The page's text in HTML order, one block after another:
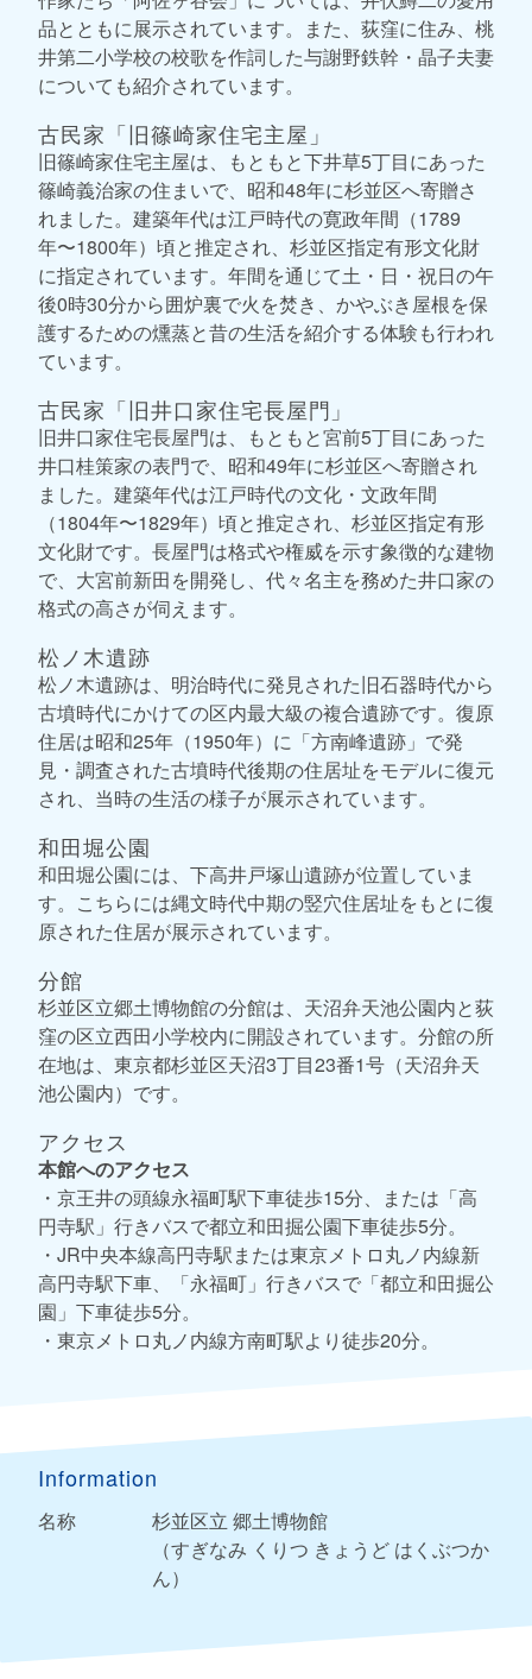
品とともに展示されています。また、荻窪に住み、桃
井第二小学校の校歌を作詞した与謝野鉄幹・晶子夫妻
についても紹介されています。
古民家「旧篠崎家住宅主屋」
旧篠崎家住宅主屋は、もともと下井草5丁目にあった
篠崎義治家の住まいで、昭和48年に杉並区へ寄贈さ
れました。建築年代は江戸時代の寛政年間（1789
年〜1800年）頃と推定され、杉並区指定有形文化財
に指定されています。年間を通じて土・日・祝日の午
後0時30分から囲炉裏で火を焚き、かやぶき屋根を保
護するための燻蒸と昔の生活を紹介する体験も行われ
ています。
古民家「旧井口家住宅長屋門」
旧井口家住宅長屋門は、もともと宮前5丁目にあった
井口桂策家の表門で、昭和49年に杉並区へ寄贈され
ました。建築年代は江戸時代の文化・文政年間
（1804年〜1829年）頃と推定され、杉並区指定有形
文化財です。長屋門は格式や権威を示す象徴的な建物
で、大宮前新田を開発し、代々名主を務めた井口家の
格式の高さが伺えます。
松ノ木遺跡
松ノ木遺跡は、明治時代に発見された旧石器時代から
古墳時代にかけての区内最大級の複合遺跡です。復原
住居は昭和25年（1950年）に「方南峰遺跡」で発
見・調査された古墳時代後期の住居址をモデルに復元
され、当時の生活の様子が展示されています。
和田堀公園
和田堀公園には、下高井戸塚山遺跡が位置していま
す。こちらには縄文時代中期の竪穴住居址をもとに復
原された住居が展示されています。
分館
杉並区立郷土博物館の分館は、天沼弁天池公園内と荻
窪の区立西田小学校内に開設されています。分館の所
在地は、東京都杉並区天沼3丁目23番1号（天沼弁天
池公園内）です。
アクセス
本館へのアクセス
・京王井の頭線永福町駅下車徒歩15分、または「高
円寺駅」行きバスで都立和田掘公園下車徒歩5分。
・JR中央本線高円寺駅または東京メトロ丸ノ内線新
高円寺駅下車、「永福町」行きバスで「都立和田掘公
園」下車徒歩5分。
・東京メトロ丸ノ内線方南町駅より徒歩20分。
Information
名称
杉並区立 郷土博物館
（すぎなみ くりつ きょうど はくぶつか
ん）